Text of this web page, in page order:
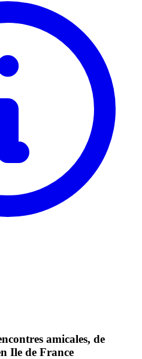
amicales, de
Ile de France